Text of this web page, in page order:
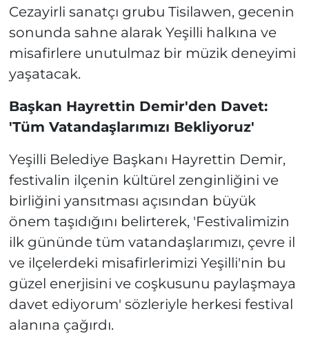
Cezayirli sanatçı grubu Tisilawen, gecenin
sonunda sahne alarak Yeşilli halkına ve
misafirlere unutulmaz bir müzik deneyimi
yaşatacak.
Başkan Hayrettin Demir'den Davet:
'Tüm Vatandaşlarımızı Bekliyoruz'
Yeşilli Belediye Başkanı Hayrettin Demir,
festivalin ilçenin kültürel zenginliğini ve
birliğini yansıtması açısından büyük
önem taşıdığını belirterek, 'Festivalimizin
ilk gününde tüm vatandaşlarımızı, çevre il
ve ilçelerdeki misafirlerimizi Yeşilli'nin bu
güzel enerjisini ve coşkusunu paylaşmaya
davet ediyorum' sözleriyle herkesi festival
alanına çağırdı.